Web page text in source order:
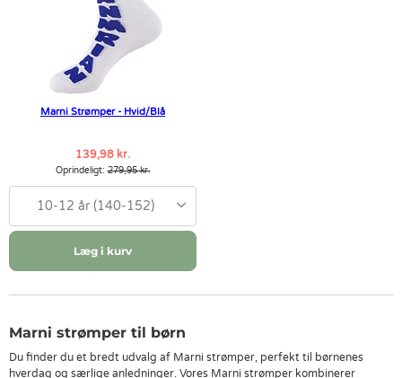
Marni Strømper - Hvid/Blå
139,98 kr.
Oprindeligt:279,95 kr.
10-12 år (140-152)
Læg i kurv
Marni strømper til børn
Du finder du et bredt udvalg af Marni strømper, perfekt til børnenes
hverdag og særlige anledninger. Vores Marni strømper kombinerer